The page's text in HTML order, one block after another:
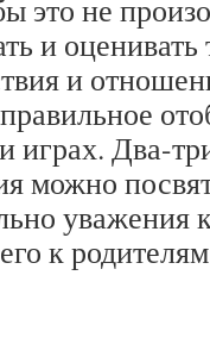
это не
и
и
играх. Два-
можно
к